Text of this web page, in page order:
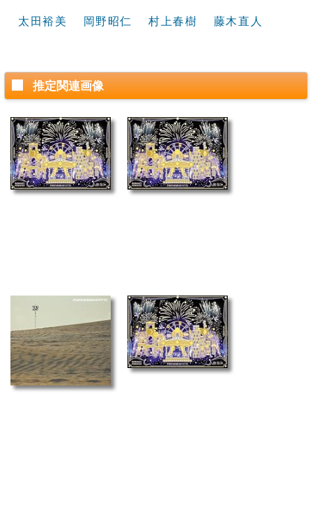
太田裕美 岡野昭仁 村上春樹 藤木直人
推定関連画像